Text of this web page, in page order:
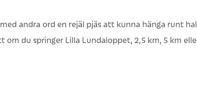
andra ord en rejäl pjäs att kunna hänga runt
du springer Lilla Lundaloppet, 2,5 km, 5 km